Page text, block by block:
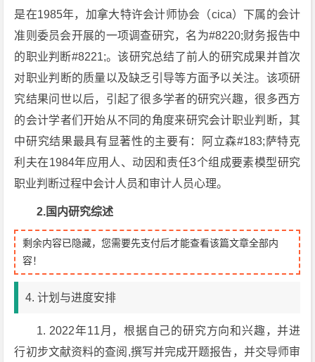
是在1985年，加拿大特许会计师协会（cica）下属的会计
准则委员会开展的一项调查研究，名为#8220;财务报告中
的职业判断#8221;。该研究总结了前人的研究成果并首次
对职业判断的质量以及缺乏引导等方面予以关注。该项研
究结果问世以后，引起了很多学者的研究兴趣，很多西方
的会计学者们开始从不同的角度来研究会计职业判断，其
中研究结果最具有显著性的主要有：阿立森#183;萨特克
利夫在1984年应用人、动因和责任3个组成要素模型研究
职业判断过程中会计人员和审计人员心理。
2.国内研究综述
剩余内容已隐藏，您需要先支付后才能查看该篇文章全部内
容！
4. 计划与进度安排
1. 2022年11月，根据自己的研究方向和兴趣，并进
行初步文献资料的查阅,撰写并完成开题报告，并交导师审